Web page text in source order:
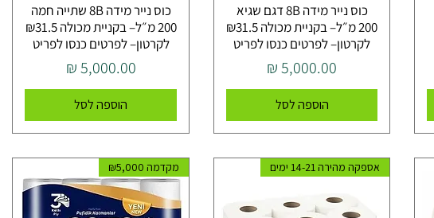
כוס נייר מידה 8B דגם שגיא
200 מ״ל– בקניית מכולה ₪31.5
לקרטון– לפרטים כנסו לפריט
מחיר
הוספה לסל
כוס נייר מידה 8B שתייה חמה
200 מ״ל– בקניית מכולה ₪31.5
לקרטון– לפרטים כנסו לפריט
מחיר
הוספה לסל
אספקה מהירה 14-21 ימים מקדמה ₪5,000